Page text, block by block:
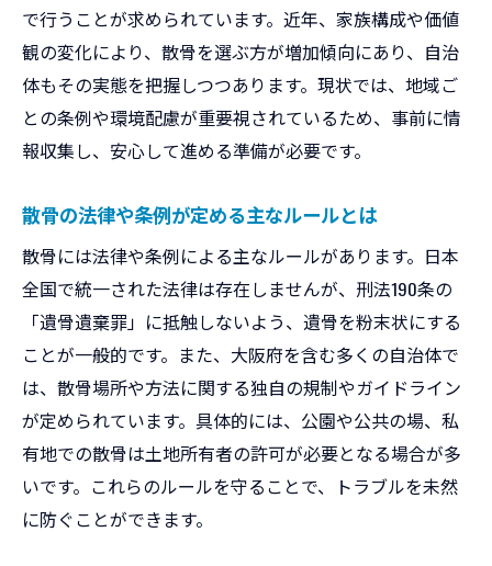
解説
行政への相談や指導を受ける際のポイント
散骨業者に依頼する場合の手続き方法
自分で散骨する際に注意すべき法的手続き
自分で散骨した場合の注意点を知る
自分で散骨を行う際の条例やルールの確認
散骨場所選定で注意すべき所有権や環境配
慮
散骨でトラブルになりやすい事例と対策
自分で散骨する際に必要な準備と手順
家族や周囲への説明と同意の得方
自分での散骨を選ぶ際のリスクと注意点
安心して散骨を進めるための手順とは
大阪府で安心して散骨するための基本手順
で行うことが求められています。近年、家族構成や価値
観の変化により、散骨を選ぶ方が増加傾向にあり、自治
体もその実態を把握しつつあります。現状では、地域ご
との条例や環境配慮が重要視されているため、事前に情
報収集し、安心して進める準備が必要です。
散骨の法律や条例が定める主なルールとは
散骨には法律や条例による主なルールがあります。日本
全国で統一された法律は存在しませんが、刑法190条の
「遺骨遺棄罪」に抵触しないよう、遺骨を粉末状にする
ことが一般的です。また、大阪府を含む多くの自治体で
は、散骨場所や方法に関する独自の規制やガイドライン
が定められています。具体的には、公園や公共の場、私
有地での散骨は土地所有者の許可が必要となる場合が多
いです。これらのルールを守ることで、トラブルを未然
に防ぐことができます。